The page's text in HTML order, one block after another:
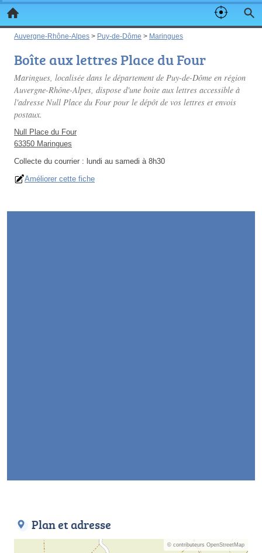
Auvergne-Rhône-Alpes > Puy-de-Dôme > Maringues
Boîte aux lettres Place du Four
Maringues, localisée dans le département de Puy-de-Dôme en région
Auvergne-Rhône-Alpes, dispose d'une boite aux lettres accessible à
l'adresse Null Place du Four pour le dépôt de vos lettres et envois
postaux.
Null Place du Four
63350 Maringues
Collecte du courrier : lundi au samedi à 8h30
Améliorer cette fiche
Plan et adresse
© contributeurs OpenStreetMap